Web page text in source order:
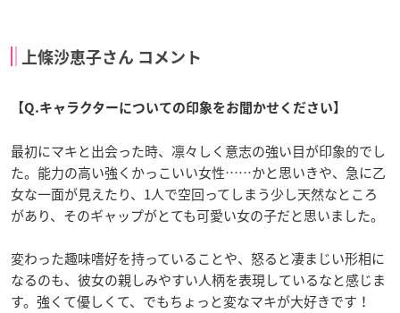
上條沙恵子さん コメント
【Q.キャラクターについての印象をお聞かせください】
最初にマキと出会った時、凛々しく意志の強い目が印象的でし
た。能力の高い強くかっこいい女性……かと思いきや、急に乙
女な一面が見えたり、1人で空回ってしまう少し天然なところ
があり、そのギャップがとても可愛い女の子だと思いました。
変わった趣味嗜好を持っていることや、怒ると凄まじい形相に
なるのも、彼女の親しみやすい人柄を表現しているなと感じま
す。強くて優しくて、でもちょっと変なマキが大好きです！